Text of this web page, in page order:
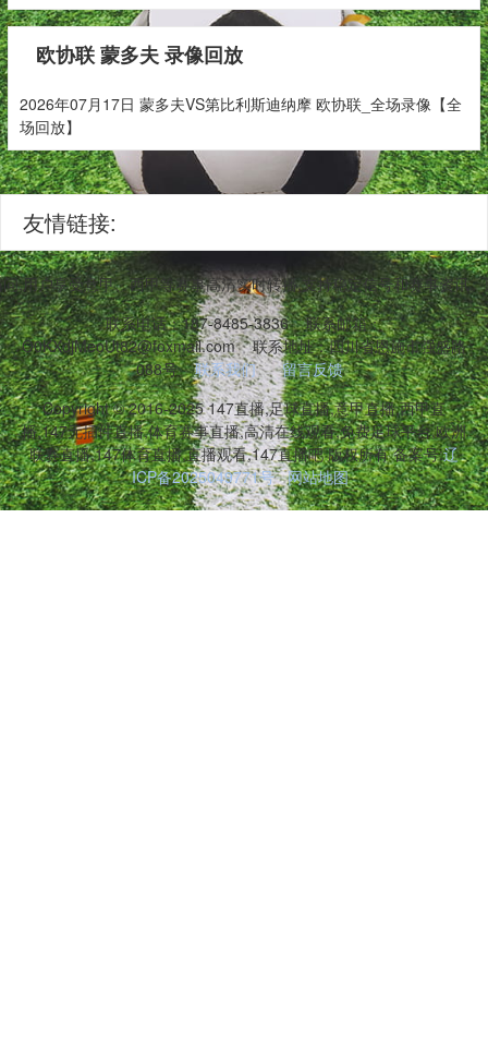
欧协联 蒙多夫 录像回放
2026年07月17日 蒙多夫VS第比利斯迪纳摩 欧协联_全场录像【全
场回放】
友情链接:
,用户享受意甲、西甲等赛事高清实时转播,支持稳定信号和赛事资讯
联系电话：187-8485-3836
联系邮箱：
O0KXdjMeoUt82@foxmail.com
联系地址：四川省恩施市强盛路
088号
联系我们
留言反馈
Copyright © 2016-2025 147直播,足球直播,意甲直播,西甲直
播,147无插件直播,体育赛事直播,高清在线观看,免费足球平台,欧洲
联赛直播,147体育直播,直播观看,147直播吧 版权所有 备案号:辽
ICP备2025049771号 网站地图